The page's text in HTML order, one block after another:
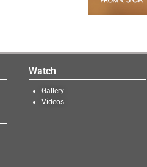
Watch
Gallery
Videos